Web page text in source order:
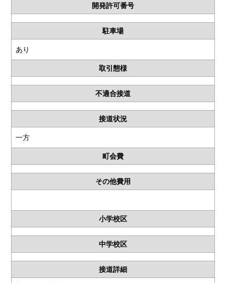
開発許可番号
駐車場
あり
取引態様
不適合接道
接道状況
一方
町会費
その他費用
小学校区
中学校区
接道詳細